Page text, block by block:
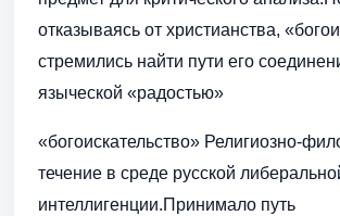
отказываясь от христианства,
стремились найти пути его
языческой «радостью»
«богоискательство» Религиозно-
течение в среде русской
интеллигенции.Принимало путь